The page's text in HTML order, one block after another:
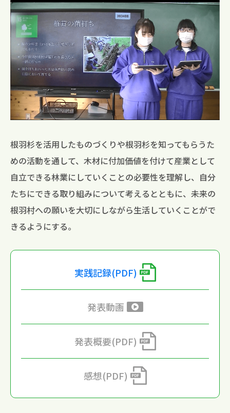
検 索
根羽杉を活用したものづくりや根羽杉を知ってもらうた
めの活動を通して、木材に付加価値を付けて産業として
自立できる林業にしていくことの必要性を理解し、自分
たちにできる取り組みについて考えるとともに、未来の
根羽村への願いを大切にしながら生活していくことがで
きるようにする。
実践記録(PDF)
発表動画
発表概要(PDF)
感想(PDF)